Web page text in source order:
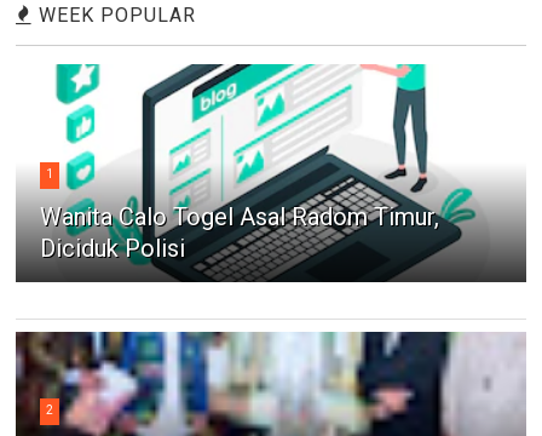
WEEK POPULAR
1
Wanita Calo Togel Asal Radom Timur,
Diciduk Polisi
2